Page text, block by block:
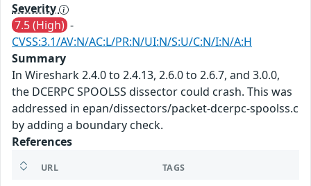
Severity
7.5 (High) -
CVSS:3.1/AV:N/AC:L/PR:N/UI:N/S:U/C:N/I:N/A:H
Summary
In Wireshark 2.4.0 to 2.4.13, 2.6.0 to 2.6.7, and 3.0.0,
the DCERPC SPOOLSS dissector could crash. This was
addressed in epan/dissectors/packet-dcerpc-spoolss.c
by adding a boundary check.
References
URL TAGS